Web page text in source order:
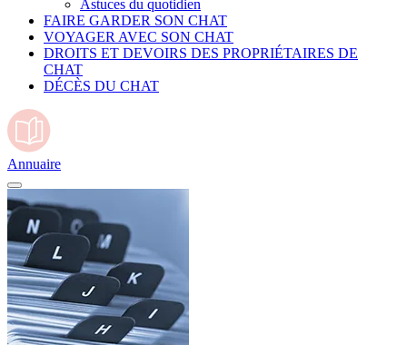
Astuces du quotidien
FAIRE GARDER SON CHAT
VOYAGER AVEC SON CHAT
DROITS ET DEVOIRS DES PROPRIÉTAIRES DE
CHAT
DÉCÈS DU CHAT
Annuaire